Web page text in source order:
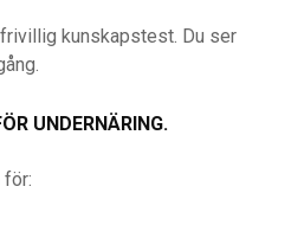
kunskapstest. Du ser
UNDERNÄRING.
för: